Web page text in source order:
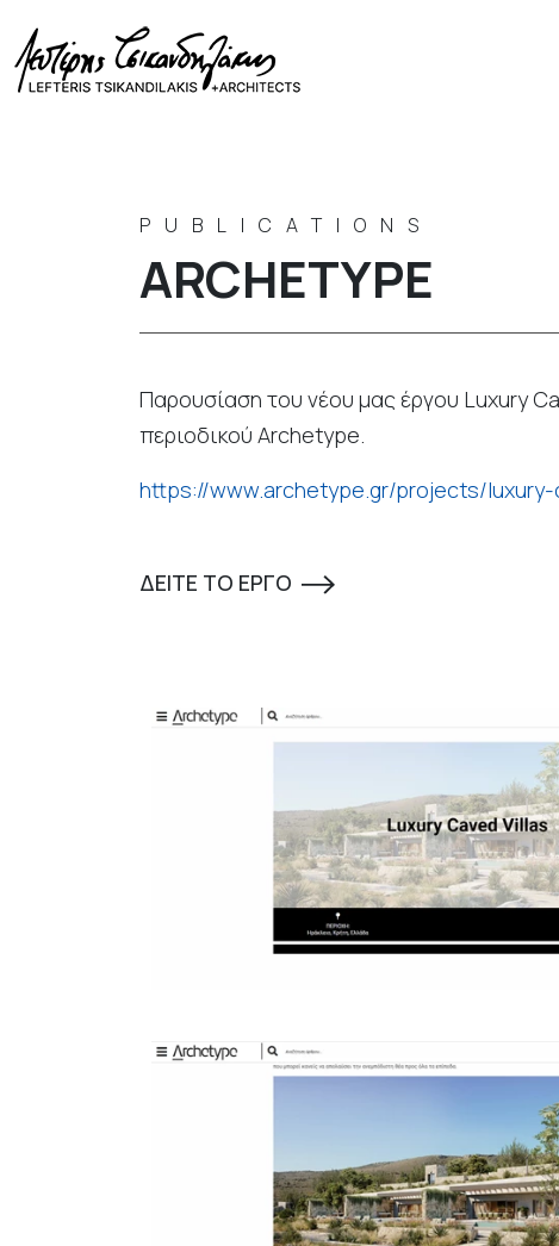
PUBLICATIONS
ARCHETYPE
Παρουσίαση του νέου μας έργου Luxury
περιοδικού Archetype.
https://www.archetype.gr/projects/
ΔΕΙΤΕ ΤΟ ΕΡΓΟ